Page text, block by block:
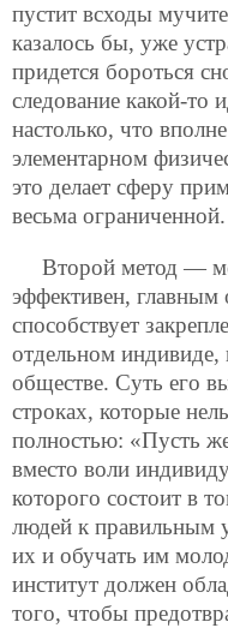
пустит всходы
казалось бы, уже
придется бороться
следование какой-то
настолько, что
элементарном
это делает сферу
весьма ограниченной.
Второй метод —
эффективен,
способствует
отдельном индивиде,
обществе. Суть его
строках, которые
полностью: «Пусть же
вместо воли
которого состоит в
людей к правильным
их и обучать им
институт должен
того, чтобы